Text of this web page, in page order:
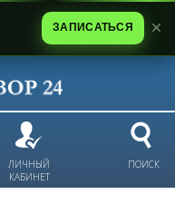
ЛИЧНЫЙ
КАБИНЕТ
ПОИСК
ЗАПИСАТЬСЯ